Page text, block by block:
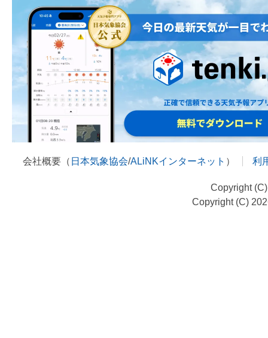
会社概要（ 日本気象協会/ALiNKインターネット ） 利
Copyright
Copyright (C)